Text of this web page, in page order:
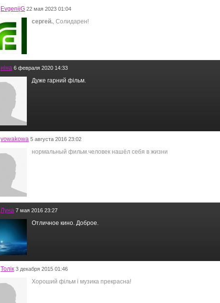
EvgenijG 22 мая 2023 01:04
сергей., Солидарен!
ніна 6 февраля 2020 14:33
Дуже гарний фільм.
vowakowa 5 августа 2016 23:02
нормальный фильм.человек нашёл себя в жизни
Луна 7 мая 2016 23:27
Отличное кино. Доброе.
Толiк 3 декабря 2015 01:46
Хороший фiльм i музика прекрасна!